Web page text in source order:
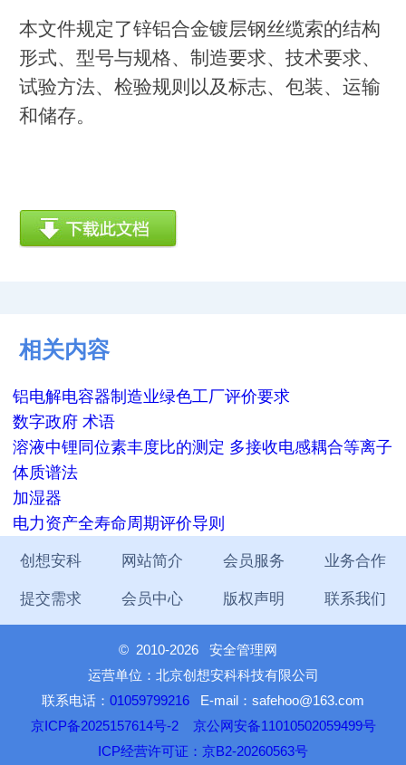
本文件规定了锌铝合金镀层钢丝缆索的结构
形式、型号与规格、制造要求、技术要求、
试验方法、检验规则以及标志、包装、运输
和储存。
相关内容
铝电解电容器制造业绿色工厂评价要求
数字政府 术语
溶液中锂同位素丰度比的测定 多接收电感耦合等离子
体质谱法
加湿器
电力资产全寿命周期评价导则
创想安科 网站简介 会员服务 业务合作
提交需求 会员中心 版权声明 联系我们
© 2010-2026 安全管理网
运营单位：北京创想安科科技有限公司
联系电话： 01059799216 E-mail：safehoo@163.com
京ICP备2025157614号-2
京公网安备11010502059499号
ICP经营许可证：京B2-20260563号